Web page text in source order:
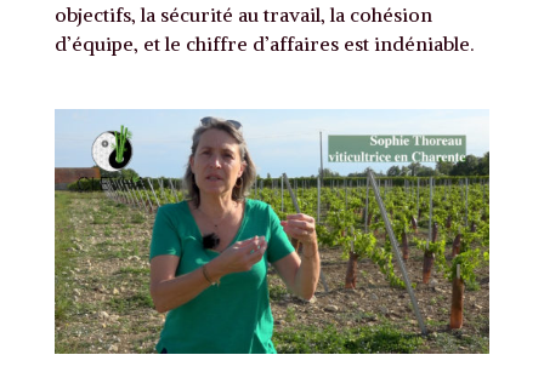
objectifs, la sécurité au travail, la cohésion
d’équipe, et le chiffre d’affaires est indéniable.